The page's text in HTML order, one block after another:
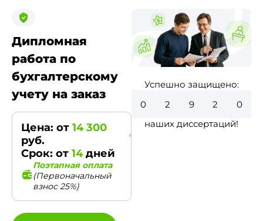
Дипломная
работа по
бухгалтерскому
учету на заказ
Цена: от 14 300
руб.
Срок: от 14дней
Поэтапная оплата
(Первоначальный
взнос 25%)
Успешно защищено:
4
5
3
3
0
наших диссертаций!